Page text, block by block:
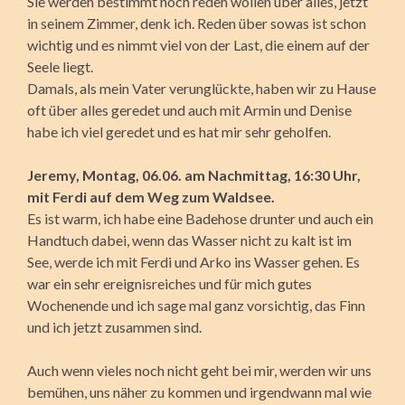
in seinem Zimmer, denk ich. Reden über sowas ist schon
wichtig und es nimmt viel von der Last, die einem auf der
Seele liegt.
Damals, als mein Vater verunglückte, haben wir zu Hause
oft über alles geredet und auch mit Armin und Denise
habe ich viel geredet und es hat mir sehr geholfen.
Jeremy, Montag, 06.06. am Nachmittag, 16:30 Uhr,
mit Ferdi auf dem Weg zum Waldsee.
Es ist warm, ich habe eine Badehose drunter und auch ein
Handtuch dabei, wenn das Wasser nicht zu kalt ist im
See, werde ich mit Ferdi und Arko ins Wasser gehen. Es
war ein sehr ereignisreiches und für mich gutes
Wochenende und ich sage mal ganz vorsichtig, das Finn
und ich jetzt zusammen sind.
Auch wenn vieles noch nicht geht bei mir, werden wir uns
bemühen, uns näher zu kommen und irgendwann mal wie